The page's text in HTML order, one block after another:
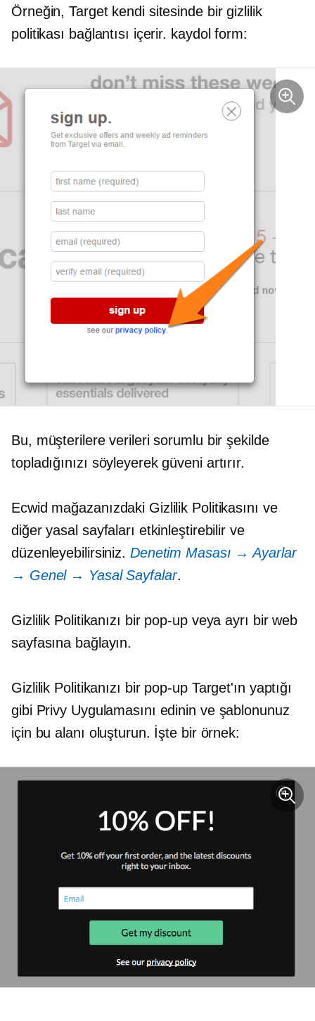
Örneğin, Target kendi sitesinde bir gizlilik
politikası bağlantısı içerir. kaydol form:
Bu, müşterilere verileri sorumlu bir şekilde
topladığınızı söyleyerek güveni artırır.
Ecwid mağazanızdaki Gizlilik Politikasını ve
diğer yasal sayfaları etkinleştirebilir ve
düzenleyebilirsiniz. Denetim Masası → Ayarlar
→ Genel → Yasal Sayfalar.
Gizlilik Politikanızı bir pop-upveya ayrı bir web
sayfasına bağlayın.
Gizlilik Politikanızı bir pop-upTarget'ın yaptığı
gibi Privy Uygulamasını edinin ve şablonunuz
için bu alanı oluşturun. İşte bir örnek: